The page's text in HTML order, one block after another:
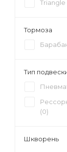
Triangle
Тормоза
Тип
(0)
Шкворень